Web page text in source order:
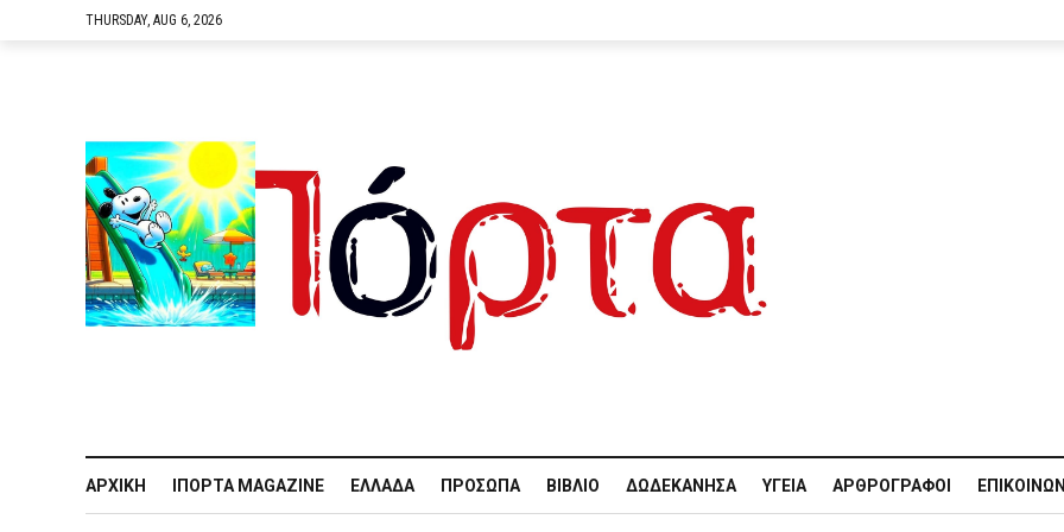
THURSDAY, AUG 6, 2026
ΑΡΧΙΚΉ IΠΌΡΤΑ MAGAZINE ΕΛΛΆΔΑ ΠΡΌΣΩΠΑ ΒΙΒΛΊΟ ΔΩΔΕΚΆΝΗΣΑ ΥΓΕΊΑ ΑΡΘΡΟΓΡΆΦΟΙ